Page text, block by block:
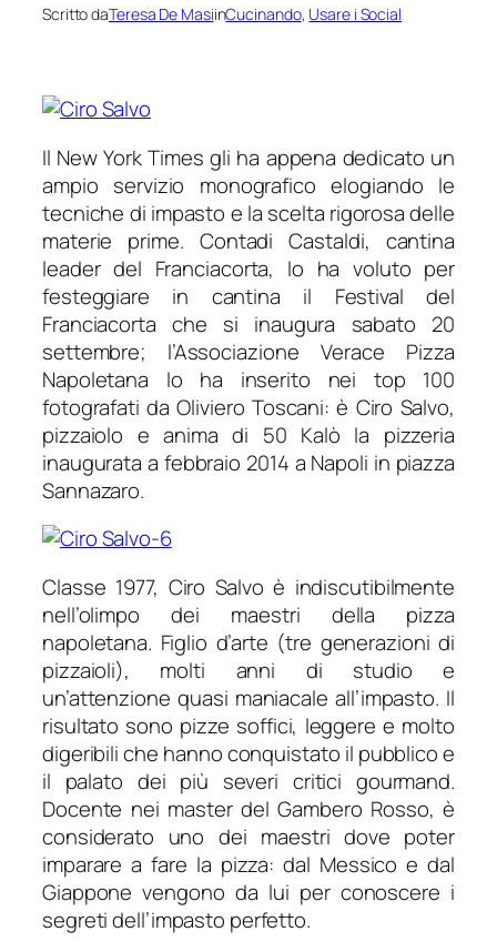
Scritto daTeresa De MasiinCucinando, Usare i Social
Il New York Times gli ha appena dedicato un
ampio servizio monografico elogiando le
tecniche di impasto e la scelta rigorosa delle
materie prime. Contadi Castaldi, cantina
leader del Franciacorta, lo ha voluto per
festeggiare in cantina il Festival del
Franciacorta che si inaugura sabato 20
settembre; l’Associazione Verace Pizza
Napoletana lo ha inserito nei top 100
fotografati da Oliviero Toscani: è Ciro Salvo,
pizzaiolo e anima di 50 Kalò la pizzeria
inaugurata a febbraio 2014 a Napoli in piazza
Sannazaro.
Classe 1977, Ciro Salvo è indiscutibilmente
nell’olimpo dei maestri della pizza
napoletana. Figlio d’arte (tre generazioni di
pizzaioli), molti anni di studio e
un’attenzione quasi maniacale all’impasto. Il
risultato sono pizze soffici, leggere e molto
digeribili che hanno conquistato il pubblico e
il palato dei più severi critici gourmand.
Docente nei master del Gambero Rosso, è
considerato uno dei maestri dove poter
imparare a fare la pizza: dal Messico e dal
Giappone vengono da lui per conoscere i
segreti dell’impasto perfetto.